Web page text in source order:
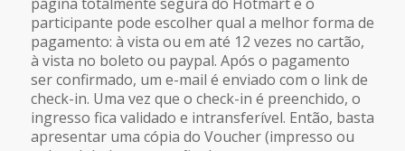
participante pode escolher qual a melhor forma de
pagamento: à vista ou em até 12 vezes no cartão,
à vista no boleto ou paypal. Após o pagamento
ser confirmado, um e-mail é enviado com o link de
check-in. Uma vez que o check-in é preenchido, o
ingresso fica validado e intransferível. Então, basta
apresentar uma cópia do Voucher (impresso ou